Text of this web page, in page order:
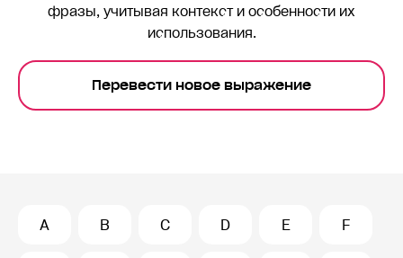
фразы, учитывая контекст и особенности их
использования.
Перевести новое выражение
A B C D E F